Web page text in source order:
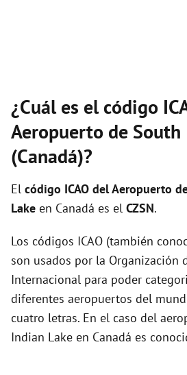
¿Cuál es el código
Aeropuerto de
(Canadá)?
El código ICAO delAeropuerto
Lake en Canadá es el CZSN.
Los códigos ICAO (también
son usados por la Organización
Internacional para poder
diferentes aeropuertos del
cuatro letras. En el caso del
Indian Lake en Canadá es